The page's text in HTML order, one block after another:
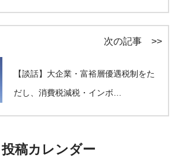
次の記事 >>
【談話】大企業・富裕層優遇税制をた
だし、消費税減税・インボ…
投稿カレンダー